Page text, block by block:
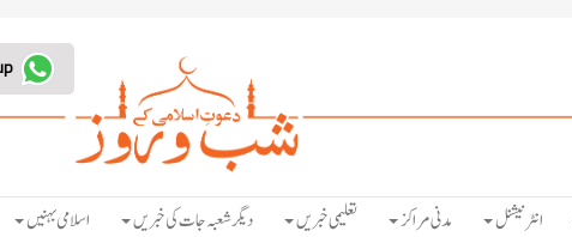
انٹرنیشنل مدنی مراکز تعلیمی خبریں دیگر شعبہ جات کی خبریں اسلامی بہنیں